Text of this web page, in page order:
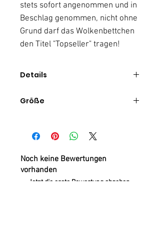
stets sofort angenommen und in
Beschlag genommen, nicht ohne
Grund darf das Wolkenbettchen
den Titel "Topseller" tragen!
Details
zu gewährleisten
Stoffverarbeitung für noch
mehr Langlebigkeit
kuscheliger Fleecestoff
Größe
Breite: 50 cm
Noch keine Bewertungen
vorhanden
Jetzt die erste Bewertung abgeben.